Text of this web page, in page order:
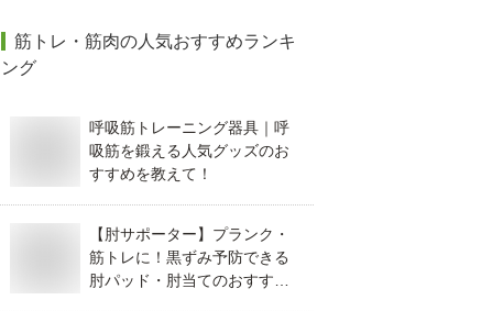
筋トレ・筋肉の人気おすすめランキ
ング
呼吸筋トレーニング器具｜呼
吸筋を鍛える人気グッズのお
すすめを教えて！
【肘サポーター】プランク・
筋トレに！黒ずみ予防できる
肘パッド・肘当てのおすすめ